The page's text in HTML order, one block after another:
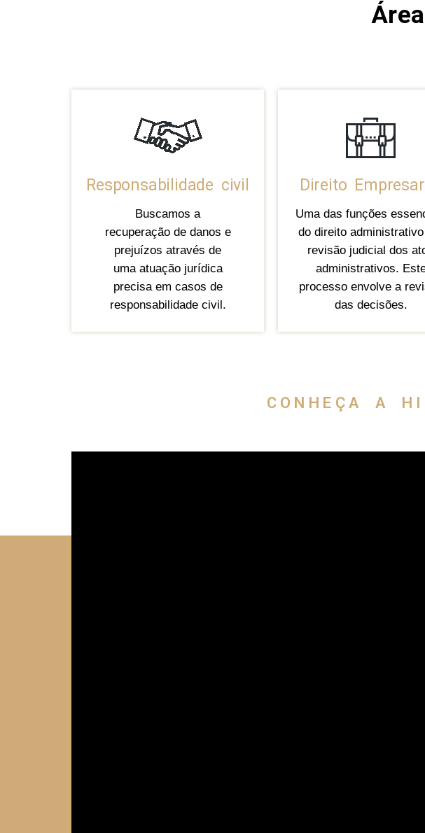
Responsabilidade civil
Buscamos a
recuperação de danos e
prejuízos através de
uma atuação jurídica
precisa em casos de
responsabilidade civil.
Direito
Uma das funções
do direito
revisão judicial dos
administrativos.
processo envolve a
das decisões.
CONHEÇA A